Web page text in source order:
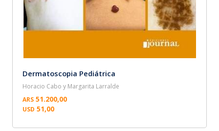
Dermatoscopia Pediátrica
Horacio Cabo y Margarita Larralde
ARS 51.200,00
USD 51,00